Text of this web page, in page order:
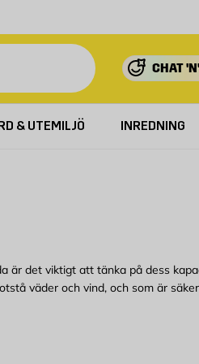
CHAT
& UTEMILJÖ INREDNING
det viktigt att tänka på dess
väder och vind, och som är
och designorienterade